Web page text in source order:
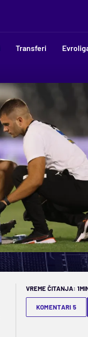
Transferi
VREME ČITANJA:
KOMENTARI 5